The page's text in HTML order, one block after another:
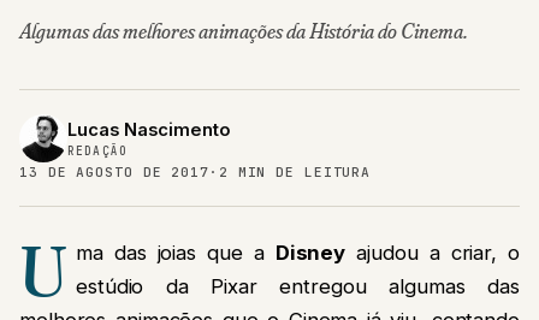
Algumas das melhores animações da História do Cinema.
Lucas Nascimento
REDAÇÃO
13 DE AGOSTO DE 2017 · 2 MIN DE LEITURA
U ma das joias que a Disney ajudou a criar, o
estúdio da Pixar entregou algumas das